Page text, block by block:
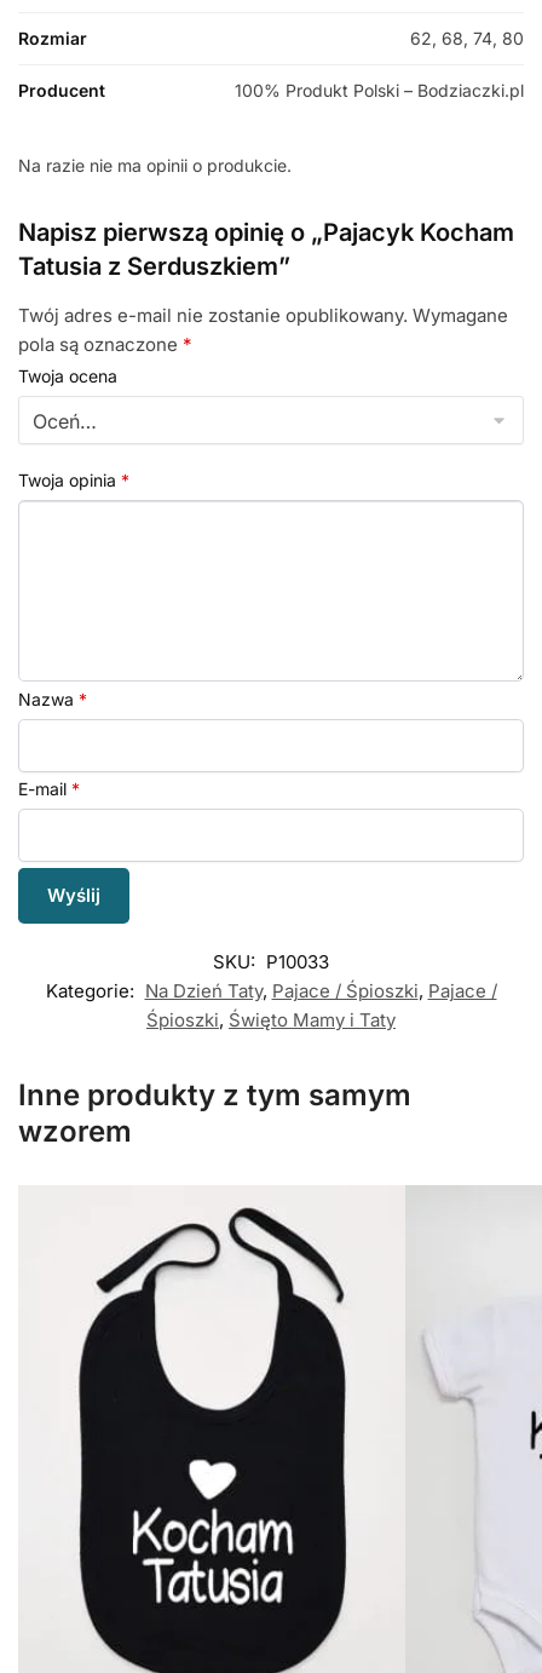
Rozmiar 62, 68, 74, 80
Producent 100% Produkt Polski – Bodziaczki.pl
Na razie nie ma opinii o produkcie.
Napisz pierwszą opinię o „Pajacyk Kocham
Tatusia z Serduszkiem”
Twój adres e-mail nie zostanie opublikowany. Wymagane
pola są oznaczone *
Twoja ocena
Twoja opinia *
Nazwa *
E-mail *
SKU: P10033
Kategorie: Na Dzień Taty, Pajace / Śpioszki, Pajace /
Śpioszki, Święto Mamy i Taty
Inne produkty z tym samym
wzorem